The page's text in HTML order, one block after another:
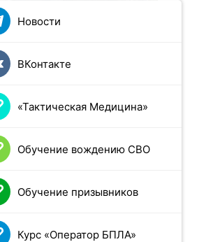
Польше операцию
«российские дроны» и
Что это означает?
Новости
ВКонтакте
«Тактическая Медицина»
Обучение вождению СВО
Обучение призывников
Курс «Оператор БПЛА»